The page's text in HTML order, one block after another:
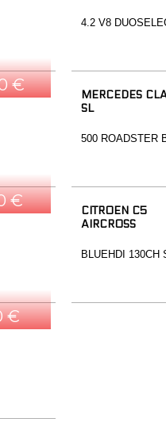
4.2 V8
€
MERCEDES
SL
500 ROADSTER
€
CITROEN C5
AIRCROSS
BLUEHDI 130CH
€